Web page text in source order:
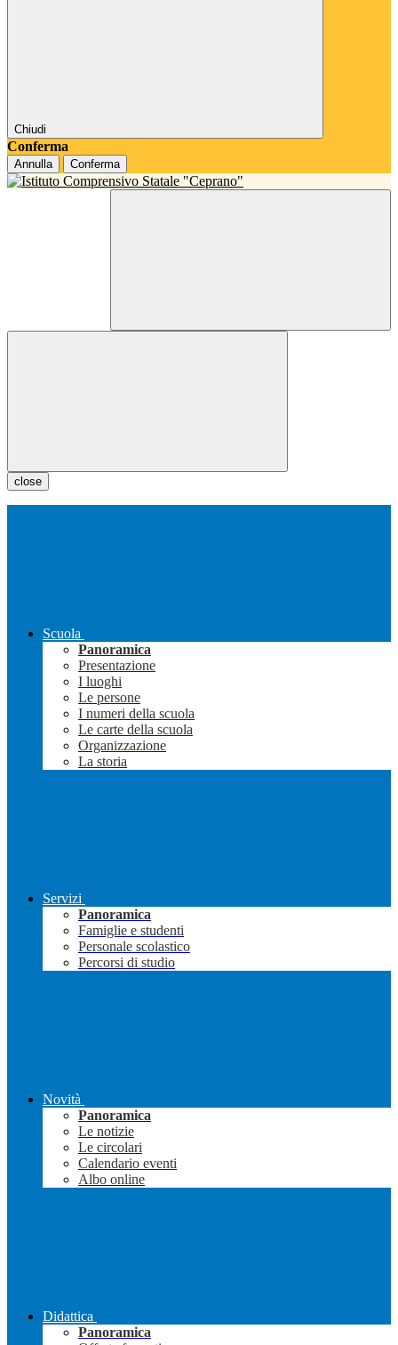
Chiudi
Conferma
Annulla Conferma
close
Scuola
Panoramica
Presentazione
I luoghi
Le persone
I numeri della scuola
Le carte della scuola
Organizzazione
La storia
Servizi
Panoramica
Famiglie e studenti
Personale scolastico
Percorsi di studio
Novità
Panoramica
Le notizie
Le circolari
Calendario eventi
Albo online
Didattica
Panoramica